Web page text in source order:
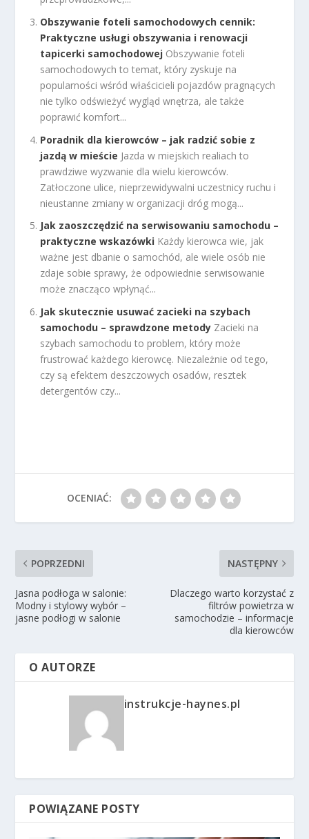
Obszywanie foteli samochodowych cennik:
Praktyczne usługi obszywania i renowacji
tapicerki samochodowej Obszywanie foteli
samochodowych to temat, który zyskuje na
popularności wśród właścicieli pojazdów pragnących
nie tylko odświeżyć wygląd wnętrza, ale także
poprawić komfort...
Poradnik dla kierowców – jak radzić sobie z
jazdą w mieście Jazda w miejskich realiach to
prawdziwe wyzwanie dla wielu kierowców.
Zatłoczone ulice, nieprzewidywalni uczestnicy ruchu i
nieustanne zmiany w organizacji dróg mogą...
Jak zaoszczędzić na serwisowaniu samochodu –
praktyczne wskazówki Każdy kierowca wie, jak
ważne jest dbanie o samochód, ale wiele osób nie
zdaje sobie sprawy, że odpowiednie serwisowanie
może znacząco wpłynąć...
Jak skutecznie usuwać zacieki na szybach
samochodu – sprawdzone metody Zacieki na
szybach samochodu to problem, który może
frustrować każdego kierowcę. Niezależnie od tego,
czy są efektem deszczowych osadów, resztek
detergentów czy...
OCENIAĆ:
POPRZEDNI
Jasna podłoga w salonie:
Modny i stylowy wybór –
jasne podłogi w salonie
NASTĘPNY
Dlaczego warto korzystać z
filtrów powietrza w
samochodzie – informacje
dla kierowców
O AUTORZE
instrukcje-haynes.pl
POWIĄZANE POSTY